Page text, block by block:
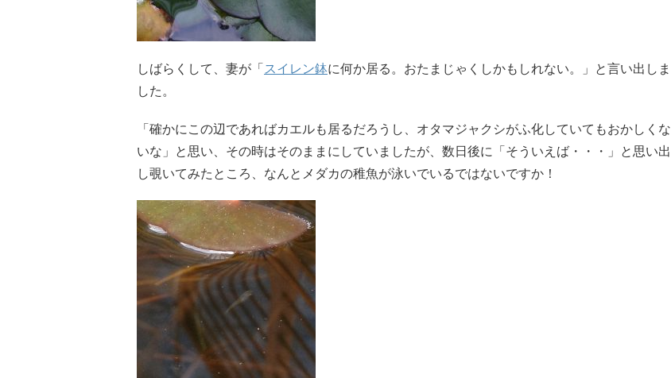
しばらくして、妻が「スイレン鉢に何か居る。おたまじゃくしかもしれない。」と言い出しま
した。
「確かにこの辺であればカエルも居るだろうし、オタマジャクシがふ化していてもおかしくな
いな」と思い、その時はそのままにしていましたが、数日後に「そういえば・・・」と思い出
し覗いてみたところ、なんとメダカの稚魚が泳いでいるではないですか！